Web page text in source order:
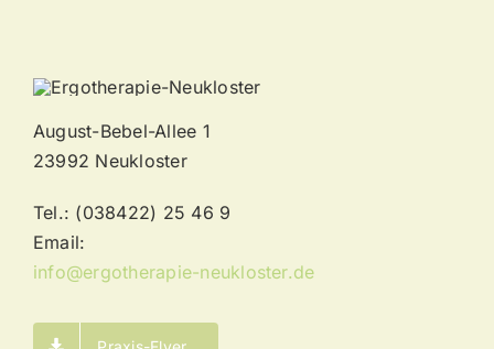
August-Bebel-Allee 1
23992 Neukloster
Tel.: (038422) 25 46 9
Email:
info@ergotherapie-neukloster.de